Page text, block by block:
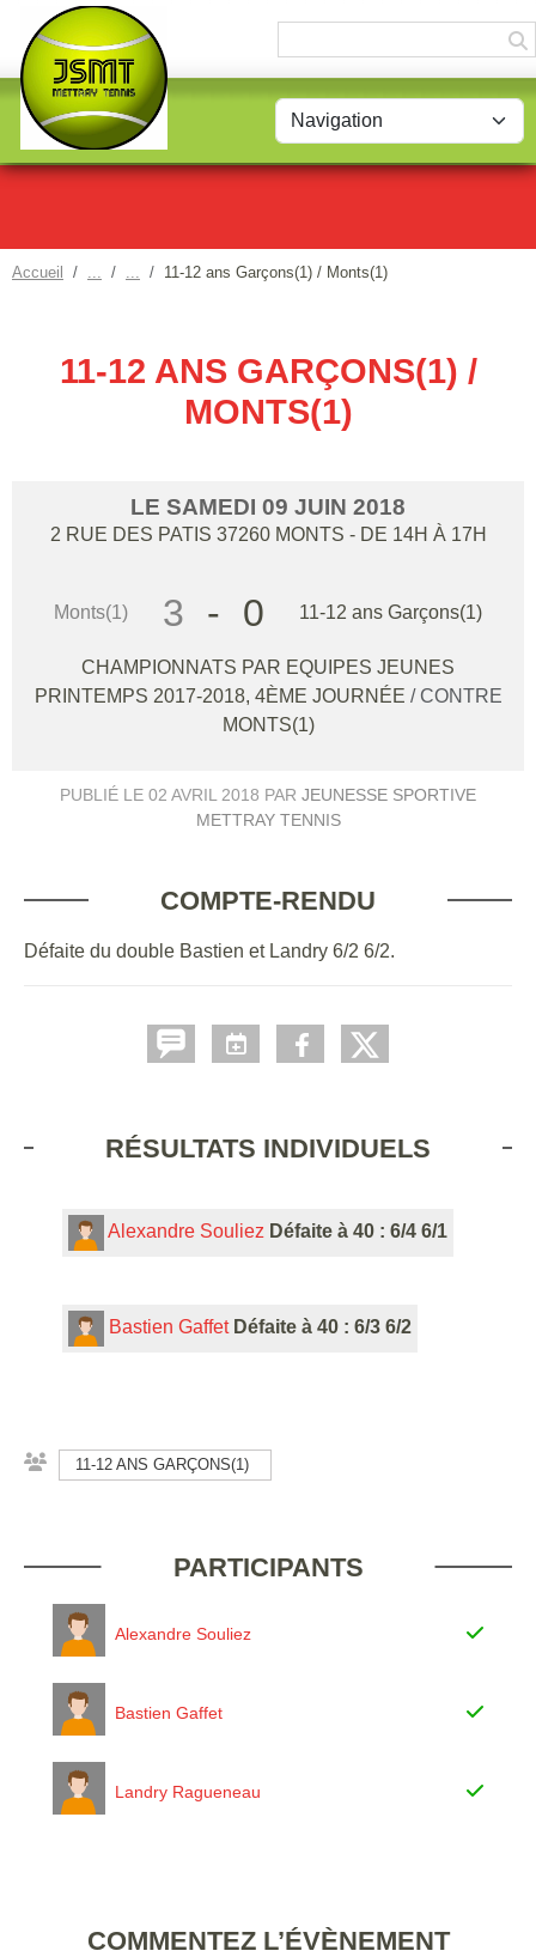
Accueil 11-12 ans Garçons(1) / Monts(1)
11-12 ANS GARÇONS(1) /
MONTS(1)
LE SAMEDI 09 JUIN 2018
2 RUE DES PATIS 37260 MONTS - DE 14H À 17H
Monts(1) 3 - 0 11-12 ans Garçons(1)
CHAMPIONNATS PAR EQUIPES JEUNES
PRINTEMPS 2017-2018, 4ÈME JOURNÉE / CONTRE
MONTS(1)
PUBLIÉ LE 02 AVRIL 2018 PAR JEUNESSE SPORTIVE
METTRAY TENNIS
COMPTE-RENDU
Défaite du double Bastien et Landry 6/2 6/2.
RÉSULTATS INDIVIDUELS
Alexandre Souliez Défaite à 40 : 6/4 6/1
Bastien Gaffet Défaite à 40 : 6/3 6/2
11-12 ANS GARÇONS(1)
PARTICIPANTS
Alexandre Souliez
Bastien Gaffet
Landry Ragueneau
COMMENTEZ L’ÉVÈNEMENT
Panneau de gestion des cookies